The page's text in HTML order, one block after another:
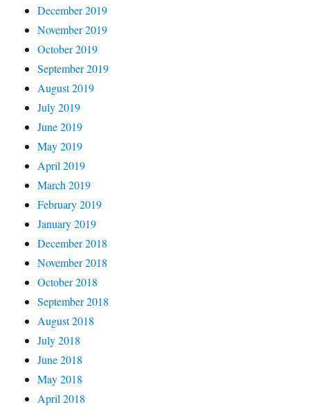
December 2019
November 2019
October 2019
September 2019
August 2019
July 2019
June 2019
May 2019
April 2019
March 2019
February 2019
January 2019
December 2018
November 2018
October 2018
September 2018
August 2018
July 2018
June 2018
May 2018
April 2018